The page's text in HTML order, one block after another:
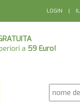
LOGIN |
a 59 Euro!